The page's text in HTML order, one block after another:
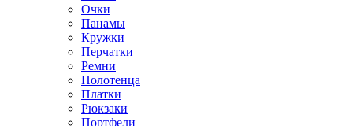
Очки
Панамы
Кружки
Перчатки
Ремни
Полотенца
Платки
Рюкзаки
Портфели